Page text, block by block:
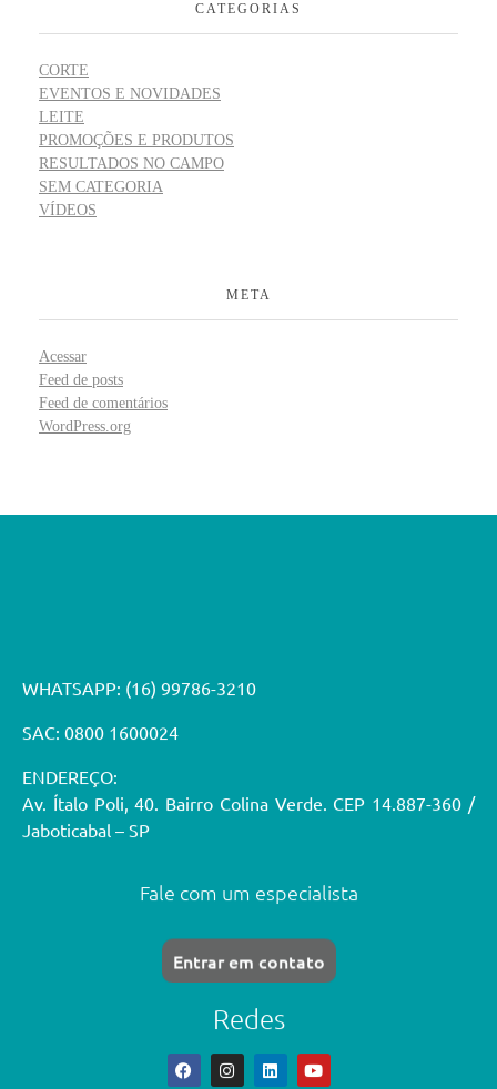
CATEGORIAS
CORTE
EVENTOS E NOVIDADES
LEITE
PROMOÇÕES E PRODUTOS
RESULTADOS NO CAMPO
SEM CATEGORIA
VÍDEOS
META
Acessar
Feed de posts
Feed de comentários
WordPress.org
WHATSAPP: (16) 99786-3210
SAC: 0800 1600024
ENDEREÇO:
Av. Ítalo Poli, 40. Bairro Colina Verde. CEP 14.887-360 /
Jaboticabal – SP
Fale com um especialista
Entrar em contato
Redes